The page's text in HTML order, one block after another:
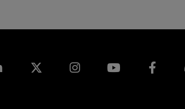
LinkedIn Instagram